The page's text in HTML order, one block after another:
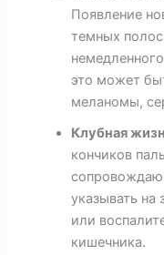
Появление
темных
это может
меланомы,
Клубная
кончиков
указывать на
или
кишечника.